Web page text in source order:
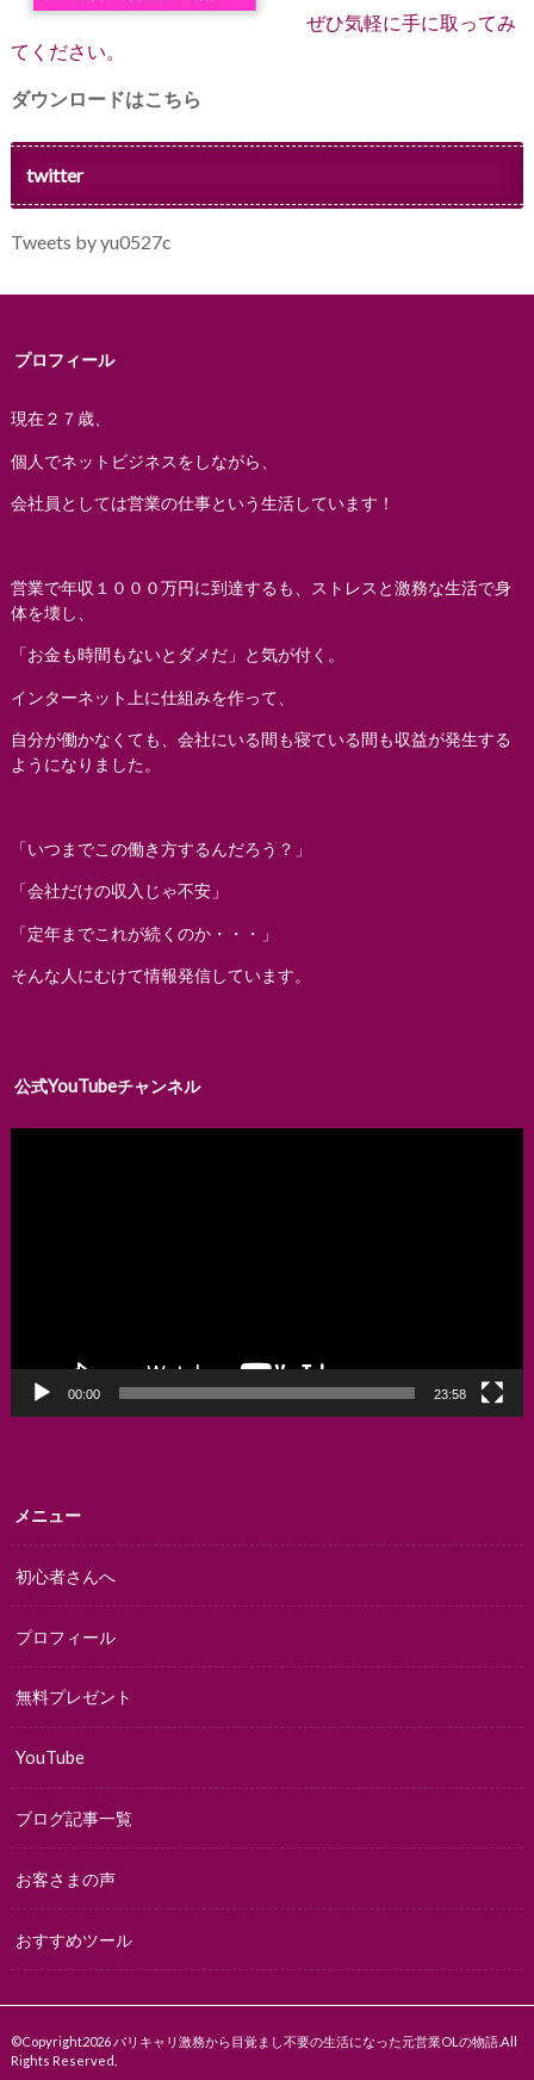
ぜひ気軽に手に取ってみ
てください。
ダウンロードはこちら
twitter
Tweets by yu0527c
プロフィール
現在２７歳、
個人でネットビジネスをしながら、
会社員としては営業の仕事という生活しています！
営業で年収１０００万円に到達するも、ストレスと激務な生活で身
体を壊し、
「お金も時間もないとダメだ」と気が付く。
インターネット上に仕組みを作って、
自分が働かなくても、会社にいる間も寝ている間も収益が発生する
ようになりました。
「いつまでこの働き方するんだろう？」
「会社だけの収入じゃ不安」
「定年までこれが続くのか・・・」
そんな人にむけて情報発信しています。
公式YouTubeチャンネル
00:00 23:58
メニュー
初心者さんへ
プロフィール
無料プレゼント
YouTube
ブログ記事一覧
お客さまの声
おすすめツール
©Copyright2026バリキャリ激務から目覚まし不要の生活になった元営業OLの物語.All
Rights Reserved.